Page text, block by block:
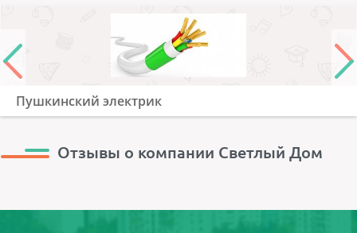
Пушкинский электрик
Отзывы о компании Светлый Дом